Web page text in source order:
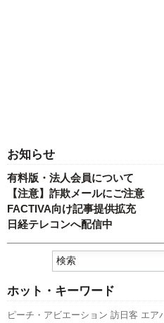
お知らせ
有料版・法人会員について
【注意】詐欺メールにご注意
FACTIVA向け記事提供拡充
日経テレコンへ配信中
ホット・キーワード
ピーチ・アビエーション 訪日客 エア